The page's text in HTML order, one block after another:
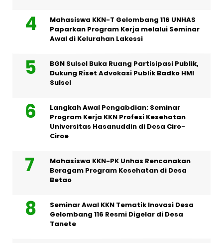
Mahasiswa KKN-T Gelombang 116 UNHAS
Paparkan Program Kerja melalui Seminar
Awal di Kelurahan Lakessi
BGN Sulsel Buka Ruang Partisipasi Publik,
Dukung Riset Advokasi Publik Badko HMI
Sulsel
Langkah Awal Pengabdian: Seminar
Program Kerja KKN Profesi Kesehatan
Universitas Hasanuddin di Desa Ciro-
Ciroe
Mahasiswa KKN-PK Unhas Rencanakan
Beragam Program Kesehatan di Desa
Betao
Seminar Awal KKN Tematik Inovasi Desa
Gelombang 116 Resmi Digelar di Desa
Tanete